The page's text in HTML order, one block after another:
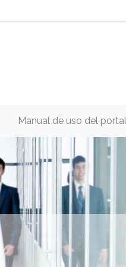
Manual de uso del portal